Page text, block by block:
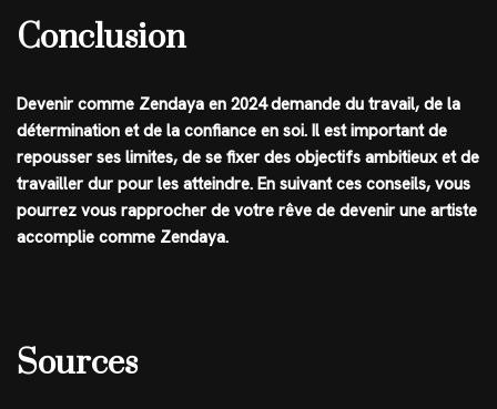
Conclusion
Devenir comme Zendaya en 2024 demande du travail, de la
détermination et de la confiance en soi. Il est important de
repousser ses limites, de se fixer des objectifs ambitieux et de
travailler dur pour les atteindre. En suivant ces conseils, vous
pourrez vous rapprocher de votre rêve de devenir une artiste
accomplie comme Zendaya.
Sources